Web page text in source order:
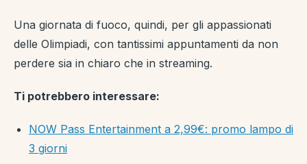
Una giornata di fuoco, quindi, per gli appassionati
delle Olimpiadi, con tantissimi appuntamenti da non
perdere sia in chiaro che in streaming.
Ti potrebbero interessare:
NOW Pass Entertainment a 2,99€: promo lampo di
3 giorni